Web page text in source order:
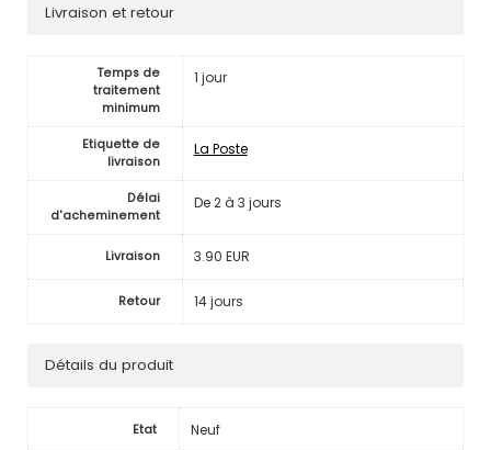
Livraison et retour
Temps de
traitement
minimum
1 jour
Etiquette de
livraison
La Poste
Délai
d'acheminement
De 2 à 3 jours
Livraison 3.90 EUR
Retour 14 jours
Détails du produit
Etat Neuf